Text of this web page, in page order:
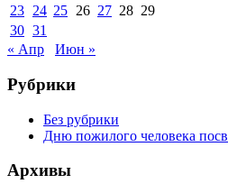
23 24 25 26 27 28 29
30 31
« Апр
Июн »
Рубрики
Без рубрики
Дню пожилого человека
Архивы